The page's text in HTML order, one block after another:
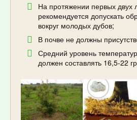
На протяжении первых двух
рекомендуется допускать
вокруг молодых дубов;
В почве не должны
Средний уровень
должен составлять 16,5-22